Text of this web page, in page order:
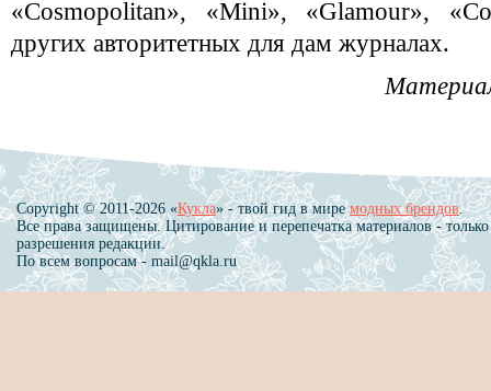
«Cosmopolitan», «Mini», «Glamour»,
других авторитетных для дам журналах.
Copyright © 2011-2026 «Кукла» - твой гид в миремодных брендов.
Все права защищены. Цитирование и перепечатка материалов - только
разрешения редакции.
По всем вопросам - mail@qkla.ru